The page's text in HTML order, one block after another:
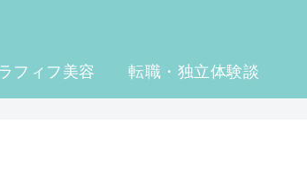
フィフ美容 転職・独立体験談